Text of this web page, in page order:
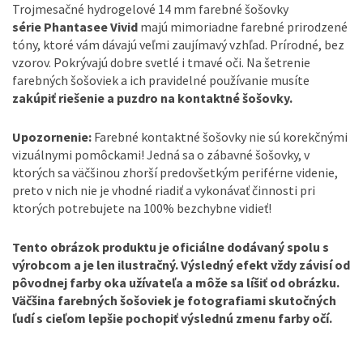
Trojmesačné hydrogelové 14 mm farebné šošovky
série Phantasee Vivid majú mimoriadne farebné prirodzené
tóny, ktoré vám dávajú veľmi zaujímavý vzhľad. Prírodné, bez
vzorov. Pokrývajú dobre svetlé i tmavé oči. Na šetrenie
farebných šošoviek a ich pravidelné používanie musíte
zakúpiť riešenie a puzdro na kontaktné šošovky.
Upozornenie: Farebné kontaktné šošovky nie sú korekčnými
vizuálnymi pomôckami! Jedná sa o zábavné šošovky, v
ktorých sa väčšinou zhorší predovšetkým periférne videnie,
preto v nich nie je vhodné riadiť a vykonávať činnosti pri
ktorých potrebujete na 100% bezchybne vidieť!
Tento obrázok produktu je oficiálne dodávaný spolu s
výrobcom a je len ilustračný. Výsledný efekt vždy závisí od
pôvodnej farby oka užívateľa a môže sa líšiť od obrázku.
Väčšina farebných šošoviek je fotografiami skutočných
ľudí s cieľom lepšie pochopiť výslednú zmenu farby očí.